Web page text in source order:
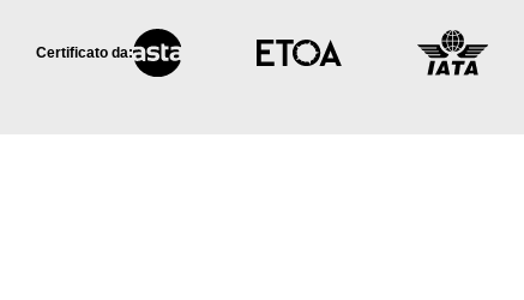
Certificato da: